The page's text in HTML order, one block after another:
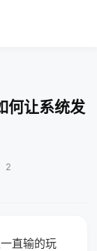
何让系统发
2
直输的玩